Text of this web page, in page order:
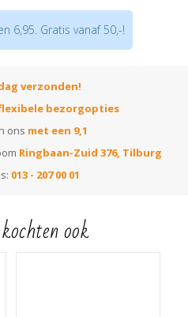
FP303 en
6,95. Gratis vanaf 50,-!
verzonden!
bezorgopties
ons met een 9,1
Ringbaan-Zuid 376, Tilburg
013 - 207 00 01
ook